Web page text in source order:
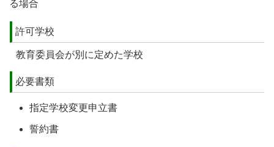
る場合
許可学校
教育委員会が別に定めた学校
必要書類
指定学校変更申立書
誓約書